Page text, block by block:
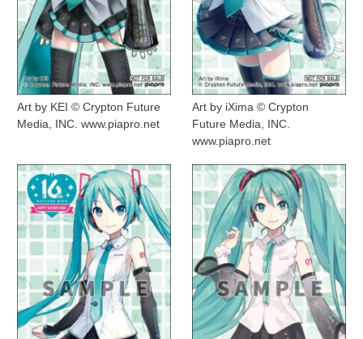
Art by KEI © Crypton Future
Media, INC. www.piapro.net
Art by iXima © Crypton
Future Media, INC.
www.piapro.net